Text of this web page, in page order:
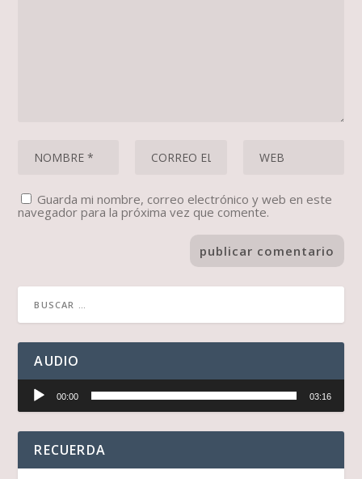
Guarda mi nombre, correo electrónico y web en este
navegador para la próxima vez que comente.
AUDIO
Reproductor
audio
00:00 03:16
RECUERDA